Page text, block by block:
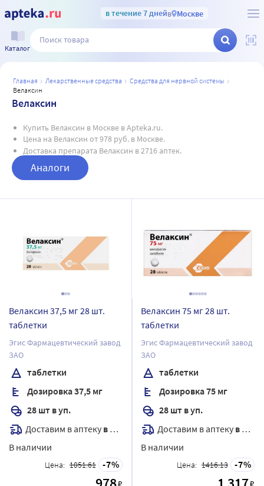
в течение 7 днейв Москве
Каталог
главная лекарственные средства
средства для нервной системы
велаксин
Велаксин
Купить Велаксин в Москве в Apteka.ru.
Цена на Велаксин от 978 руб. в Москве.
Доставка препарата Велаксин в 2716 аптек.
Аналоги
Велаксин 37,5 мг 28 шт.
таблетки
Эгис Фармацевтический завод
ЗАО
таблетки
Дозировка 37,5 мг
28 шт в уп.
Доставим в аптеку в течение 7 дней
В наличии
Цена: 1051.61 7
₽
Велаксин 75 мг 28 шт.
таблетки
Эгис Фармацевтический завод
ЗАО
таблетки
Дозировка 75 мг
28 шт в уп.
Доставим в аптеку в течение 7 дней
В наличии
Цена: 1416.13 7
₽